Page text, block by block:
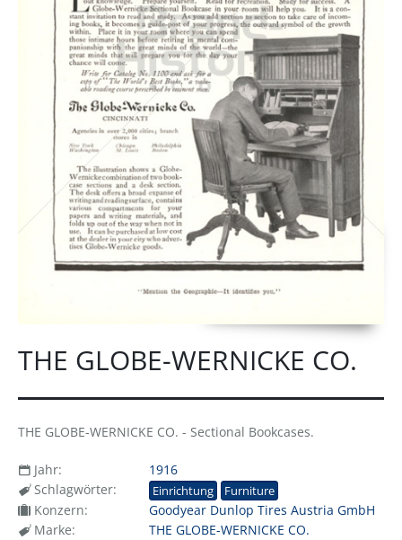
THE GLOBE-WERNICKE CO.
THE GLOBE-WERNICKE CO. - Sectional Bookcases.
Jahr:
1916
Schlagwörter:
Einrichtung Furniture
Konzern:
Goodyear Dunlop Tires Austria GmbH
Marke:
THE GLOBE-WERNICKE CO.